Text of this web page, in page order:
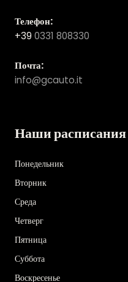
Телефон:
+39 0331 808330
Почта:
info@gcauto.it
Наши расписания
Понедельник
Вторник
Среда
Четверг
Пятница
Суббота
Воскресенье